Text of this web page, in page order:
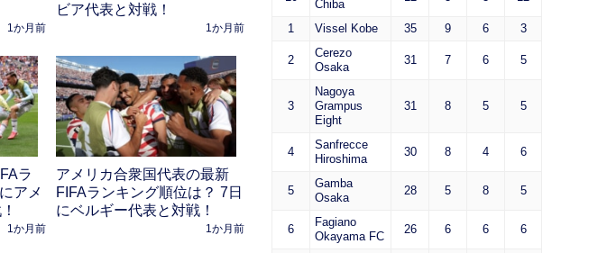
1か月前
ビア代表と対戦！
1か月前
ラ
アメ
1か月前
アメリカ合衆国代表の最新
FIFAランキング順位は？ 7日
にベルギー代表と対戦！
1か月前
Chiba
1 Vissel Kobe 35 9 6 3
2
Cerezo
Osaka
31 7 6 5
3
Nagoya
Grampus
Eight
31 8 5 5
4
Sanfrecce
Hiroshima
30 8 4 6
5
Gamba
Osaka
28 5 8 5
6
Fagiano
Okayama FC
26 6 6 6